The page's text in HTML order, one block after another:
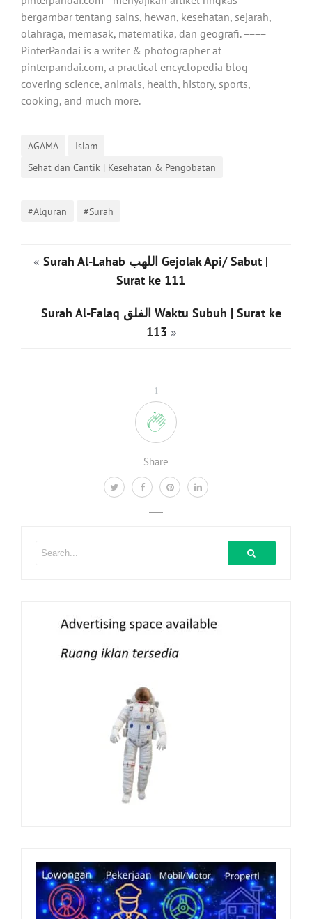
1
Share
bergambar tentang sains, hewan, kesehatan, sejarah,
olahraga, memasak, matematika, dan geografi. ====
PinterPandai is a writer & photographer at
pinterpandai.com, a practical encyclopedia blog
covering science, animals, health, history, sports,
cooking, and much more.
AGAMA
Islam
Sehat dan Cantik | Kesehatan & Pengobatan
#Alquran #Surah
« Surah Al-Lahab اللهب‎‎ Gejolak Api/ Sabut |
Surat ke 111
Surah Al-Falaq الفلق Waktu Subuh | Surat ke
113 »